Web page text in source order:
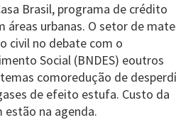
Brasil, programa de crédito
áreas urbanas. O setor de
civil no debate com o
Social (BNDES) eoutros
comoredução de
de efeito estufa. Custo da
na agenda.